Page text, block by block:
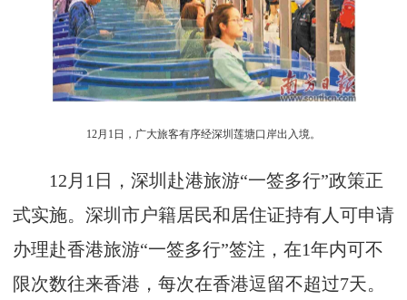
12月1日，广大旅客有序经深圳莲塘口岸出入境。
12月1日，深圳赴港旅游“一签多行”政策正
式实施。深圳市户籍居民和居住证持有人可申请
办理赴香港旅游“一签多行”签注，在1年内可不
限次数往来香港，每次在香港逗留不超过7天。